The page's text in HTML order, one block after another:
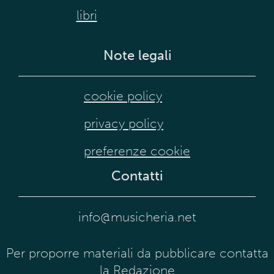
libri
Note legali
cookie policy
privacy policy
preferenze cookie
Contatti
info@musicheria.net
Per proporre materiali da pubblicare contatta
la Redazione